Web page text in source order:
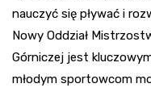
nauczyć się pływać i
Nowy Oddział
Górniczej jest
młodym sportowcom